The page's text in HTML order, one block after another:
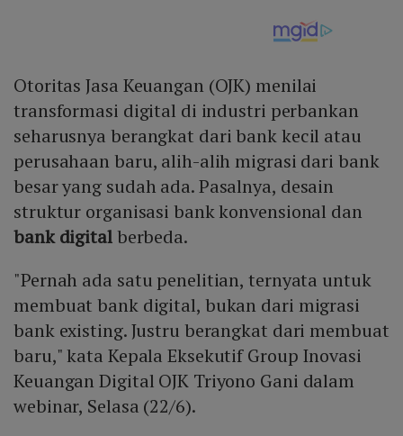
Otoritas Jasa Keuangan (OJK) menilai
transformasi digital di industri perbankan
seharusnya berangkat dari bank kecil atau
perusahaan baru, alih-alih migrasi dari bank
besar yang sudah ada. Pasalnya, desain
struktur organisasi bank konvensional dan
bank digitalberbeda.
"Pernah ada satu penelitian, ternyata untuk
membuat bank digital, bukan dari migrasi
bank existing. Justru berangkat dari membuat
baru," kata Kepala Eksekutif Group Inovasi
Keuangan Digital OJK Triyono Gani dalam
webinar, Selasa (22/6).